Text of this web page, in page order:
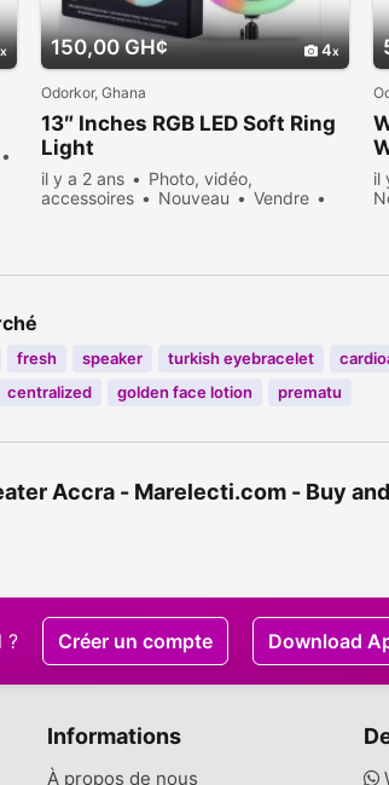
150,00 GH¢ 4
Odorkor, Ghana
13″ Inches RGB LED Soft Ring
Light
il y a 2 ans
Photo, vidéo,
accessoires
Nouveau
Vendre
il
fresh speaker turkish eyebracelet
centralized golden face lotion prematu
Accra - Marelecti.com - Buy
? Créer un compte Download
Informations
À propos de nous